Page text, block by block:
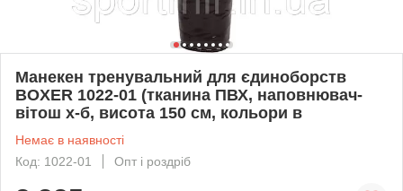
Манекен тренувальний для єдиноборств
BOXER 1022-01 (тканина ПВХ, наповнювач-
вітош х-б, висота 150 см, кольори в
Немає в наявності
Код: 1022-01
Опт і роздріб